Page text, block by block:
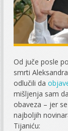
Od juče posle
smrti
odlučili da
mišljenja sam
obaveza – jer
najboljih
Tijaniću: